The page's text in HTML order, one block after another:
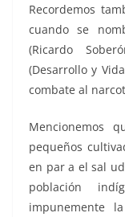
Recordemos
cuando se
(Ricardo
(Desarrollo y
combate al
Mencionemos
pequeños
en par a el sal
población
impunemente